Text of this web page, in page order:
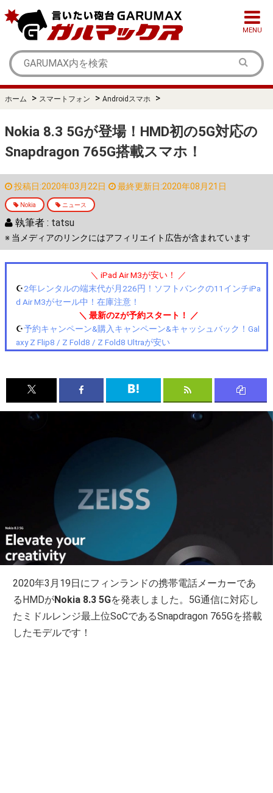
MENU
ホーム > スマートフォン > Androidスマホ >
Nokia 8.3 5Gが登場！HMD初の5G対応の
Snapdragon 765G搭載スマホ！
投稿日:2020年03月22日 最終更新日:2020年08月21日
Nokia ニュース
執筆者 : tatsu
※ 当メディアのリンクにはアフィリエイト広告が含まれています
＼ iPad Air M3が安い！ ／
☪️2年レンタルの端末代が月226円！ソフトバンクの11インチiPa
d Air M3がセール中！在庫注意！
＼ 最新のZが予約スタート！ ／
☪️予約キャンペーン&購入キャンペーン&キャッシュバック！Gal
axy Z Flip8 / Z Fold8 / Z Fold8 Ultraが安い
2020年3月19日にフィンランドの携帯電話メーカーであ
るHMDがNokia 8.3 5Gを発表しました。5G通信に対応し
たミドルレンジ最上位SoCであるSnapdragon 765Gを搭載
したモデルです！